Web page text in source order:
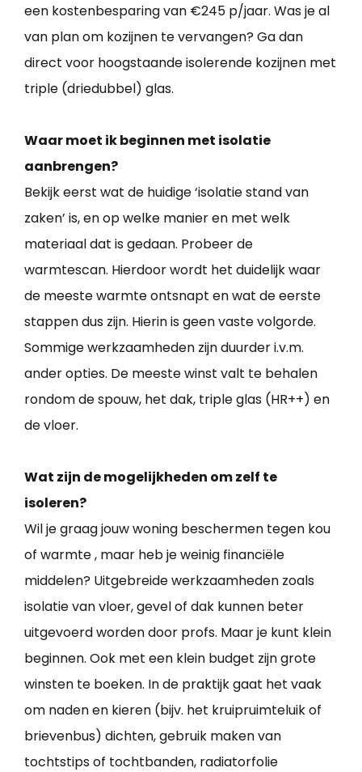
een kostenbesparing van €245 p/jaar. Was je al
van plan om kozijnen te vervangen? Ga dan
direct voor hoogstaande isolerende kozijnen met
triple (driedubbel) glas.
Waar moet ik beginnen met isolatie
aanbrengen?
Bekijk eerst wat de huidige ‘isolatie stand van
zaken’ is, en op welke manier en met welk
materiaal dat is gedaan. Probeer de
warmtescan. Hierdoor wordt het duidelijk waar
de meeste warmte ontsnapt en wat de eerste
stappen dus zijn. Hierin is geen vaste volgorde.
Sommige werkzaamheden zijn duurder i.v.m.
ander opties. De meeste winst valt te behalen
rondom de spouw, het dak, triple glas (HR++) en
de vloer.
Wat zijn de mogelijkheden om zelf te
isoleren?
Wil je graag jouw woning beschermen tegen kou
of warmte , maar heb je weinig financiële
middelen? Uitgebreide werkzaamheden zoals
isolatie van vloer, gevel of dak kunnen beter
uitgevoerd worden door profs. Maar je kunt klein
beginnen. Ook met een klein budget zijn grote
winsten te boeken. In de praktijk gaat het vaak
om naden en kieren (bijv. het kruipruimteluik of
brievenbus) dichten, gebruik maken van
tochtstips of tochtbanden, radiatorfolie